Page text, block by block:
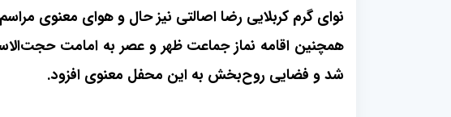
نوای گرم کربلایی رضا اصالتی نیز حال و هوای معنوی
همچنین اقامه نماز جماعت ظهر و عصر به امامت
شد و فضایی روح‌بخش به این محفل معنوی افزود.